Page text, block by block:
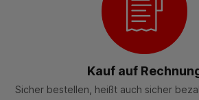
Kauf auf
Sicher bestellen, heißt auch sicher